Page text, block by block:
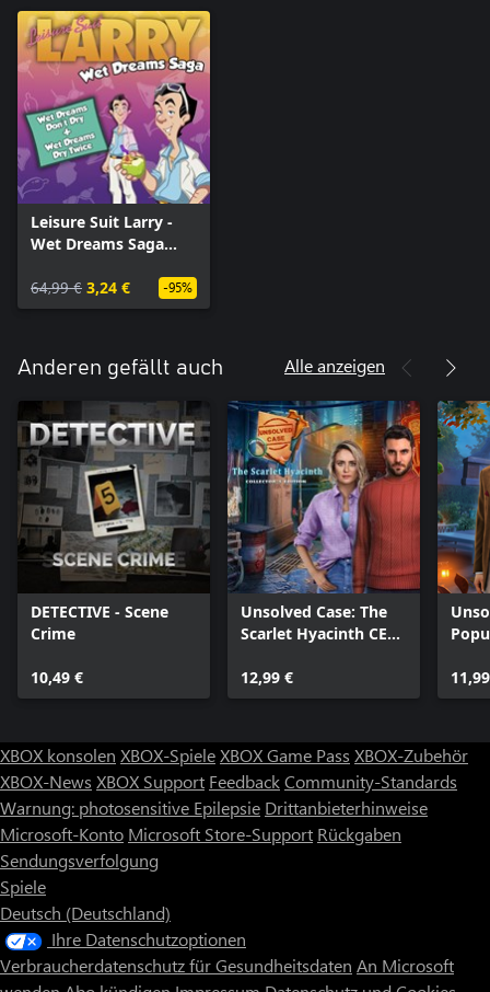
Leisure Suit Larry -
Wet Dreams Saga
64,99 € 3,24 € -95%
Anderen gefällt auch Alle anzeigen
DETECTIVE - Scene
Crime
10,49 €
Unsolved Case: The
Scarlet Hyacinth CE
12,99 €
XBOX konsolen XBOX-SpieleXBOX Game Pass XBOX-Zubehör
XBOX-News XBOX Support FeedbackCommunity-Standards
Warnung: photosensitive Epilepsie Drittanbieterhinweise
Microsoft-Konto Microsoft Store-Support Rückgaben
Sendungsverfolgung
Spiele
Deutsch (Deutschland)
Ihre Datenschutzoptionen
Verbraucherdatenschutz für Gesundheitsdaten An Microsoft